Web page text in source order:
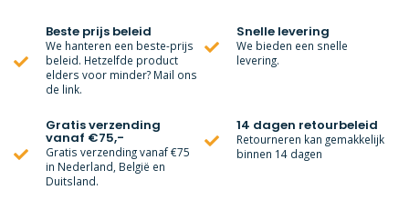
Beste prijs beleid
We hanteren een beste-prijs
beleid. Hetzelfde product
elders voor minder? Mail ons
de link.
Snelle levering
We bieden een snelle
levering.
Gratis verzending
vanaf €75,-
Gratis verzending vanaf €75
in Nederland, België en
Duitsland.
14 dagen retourbeleid
Retourneren kan gemakkelijk
binnen 14 dagen